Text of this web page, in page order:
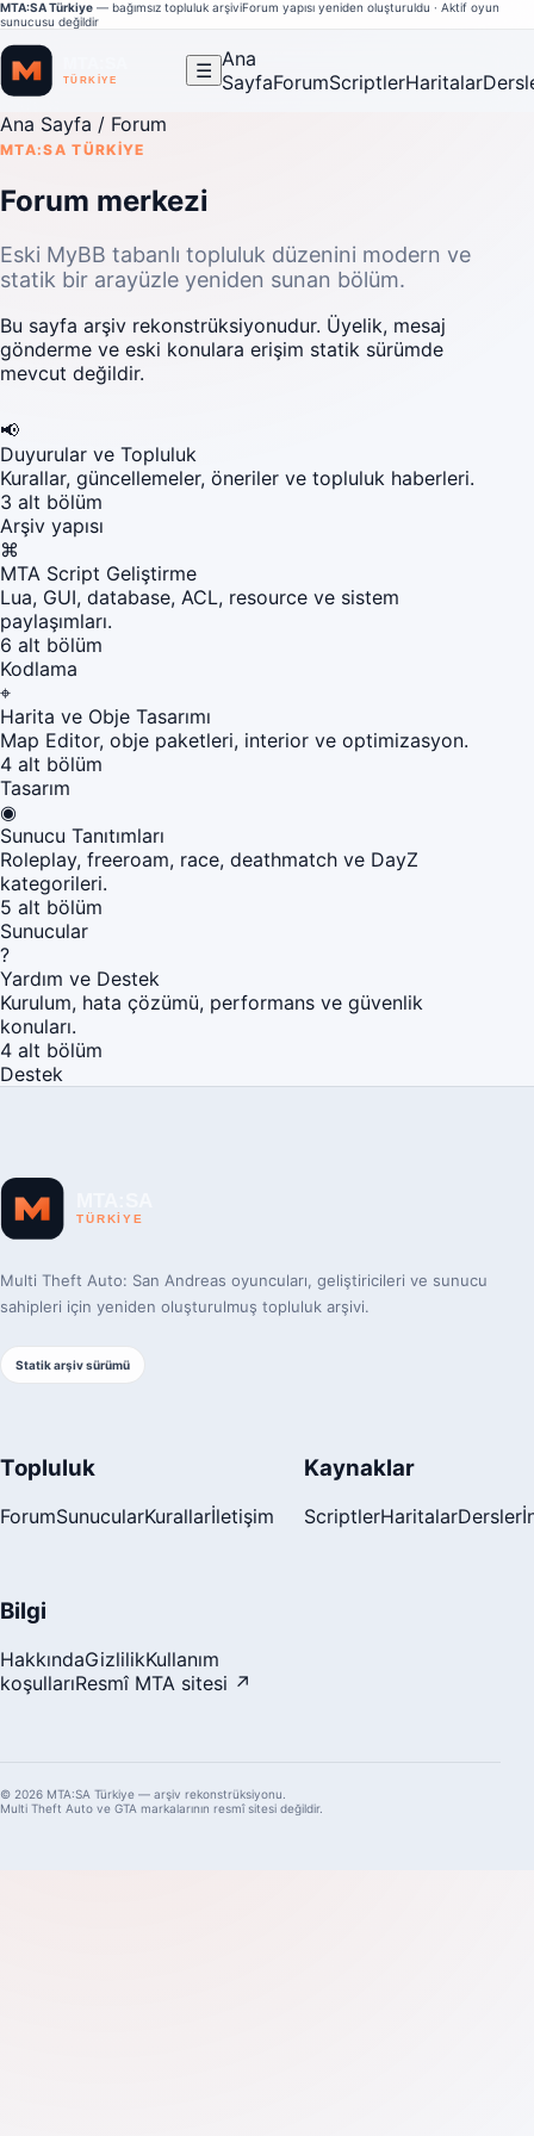
MTA:SA Türkiye — bağımsız topluluk arşiviForum yapısı yeniden oluşturuldu · Aktif oyun
sunucusu değildir
☰ Ana
SayfaForumScriptlerHaritalar
Ana Sayfa / Forum
MTA:SA TÜRKIYE
Forum merkezi
Eski MyBB tabanlı topluluk düzenini modern ve
statik bir arayüzle yeniden sunan bölüm.
Bu sayfa arşiv rekonstrüksiyonudur. Üyelik, mesaj
gönderme ve eski konulara erişim statik sürümde
mevcut değildir.
📢
Duyurular ve Topluluk
Kurallar, güncellemeler, öneriler ve topluluk haberleri.
3 alt bölüm
Arşiv yapısı
⌘
MTA Script Geliştirme
Lua, GUI, database, ACL, resource ve sistem
paylaşımları.
6 alt bölüm
Kodlama
⌖
Harita ve Obje Tasarımı
Map Editor, obje paketleri, interior ve optimizasyon.
4 alt bölüm
Tasarım
◉
Sunucu Tanıtımları
Roleplay, freeroam, race, deathmatch ve DayZ
kategorileri.
5 alt bölüm
Sunucular
?
Yardım ve Destek
Kurulum, hata çözümü, performans ve güvenlik
konuları.
4 alt bölüm
Destek
Multi Theft Auto: San Andreas oyuncuları, geliştiricileri ve sunucu
sahipleri için yeniden oluşturulmuş topluluk arşivi.
Statik arşiv sürümü
Topluluk
ForumSunucularKurallarİletişim
Kaynaklar
ScriptlerHaritalarDersler
Bilgi
HakkındaGizlilikKullanım
koşullarıResmî MTA sitesi ↗
© 2026 MTA:SA Türkiye — arşiv rekonstrüksiyonu.
Multi Theft Auto ve GTA markalarının resmî sitesi değildir.